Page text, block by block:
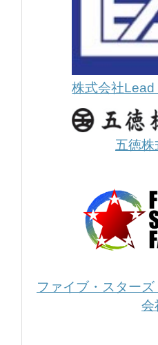
株式会社
五徳株
ファイブ・スター
会